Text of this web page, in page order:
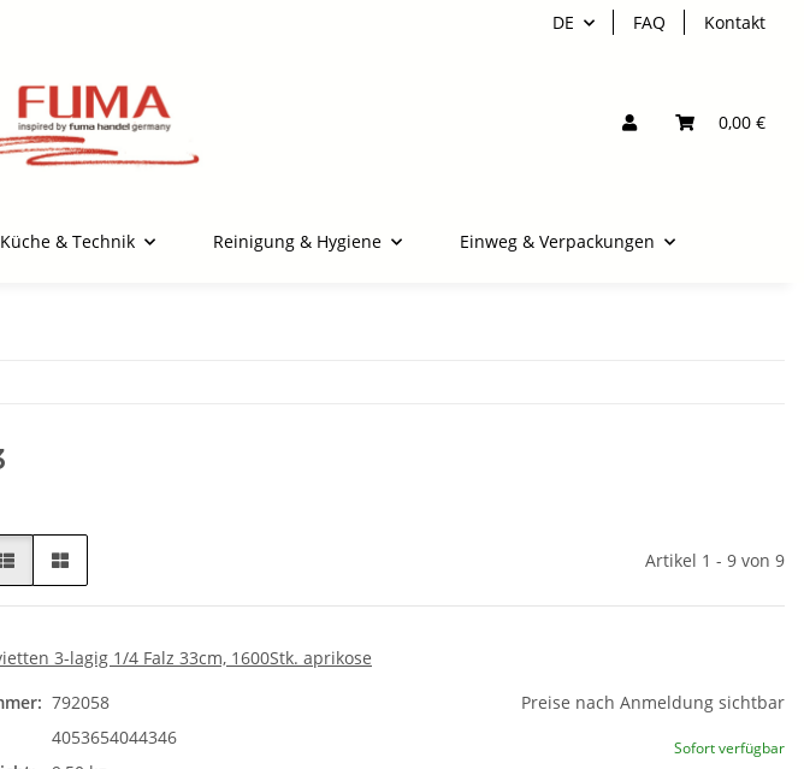
DE FAQ Kontakt
0,00 €
Küche & Technik Reinigung & Hygiene Einweg & Verpackungen
Artikel 1 - 9 von 9
3-lagig 1/4 Falz 33cm, 1600Stk. aprikose
792058
4053654044346
Preise nach Anmeldung sichtbar
Sofort verfügbar